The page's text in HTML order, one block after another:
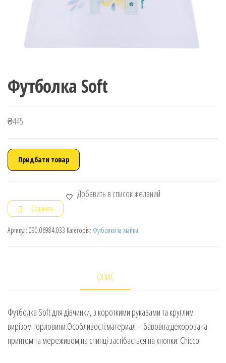
Футболка Soft
₴445
Придбати товар
Добавить в список желаний
Сравнить
Артикул: 090.06984.033 Категорія: Футболки та майки
ОПИС
Футболка Soft для дівчинки, з короткими рукавами та круглим
вирізом горловини.Особливості:материал – бавовна;декорована
принтом та мереживом;на спинці застібається на кнопки. Chicco